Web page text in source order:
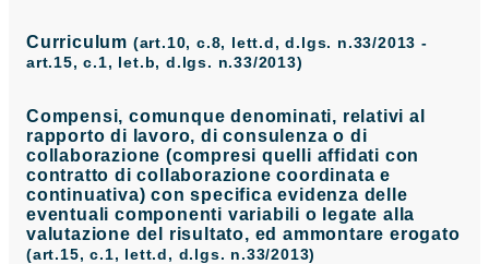
Curriculum (art.10, c.8, lett.d, d.lgs. n.33/2013 -
art.15, c.1, let.b, d.lgs. n.33/2013)
Compensi, comunque denominati, relativi al
rapporto di lavoro, di consulenza o di
collaborazione (compresi quelli affidati con
contratto di collaborazione coordinata e
continuativa) con specifica evidenza delle
eventuali componenti variabili o legate alla
valutazione del risultato, ed ammontare erogato
(art.15, c.1, lett.d, d.lgs. n.33/2013)